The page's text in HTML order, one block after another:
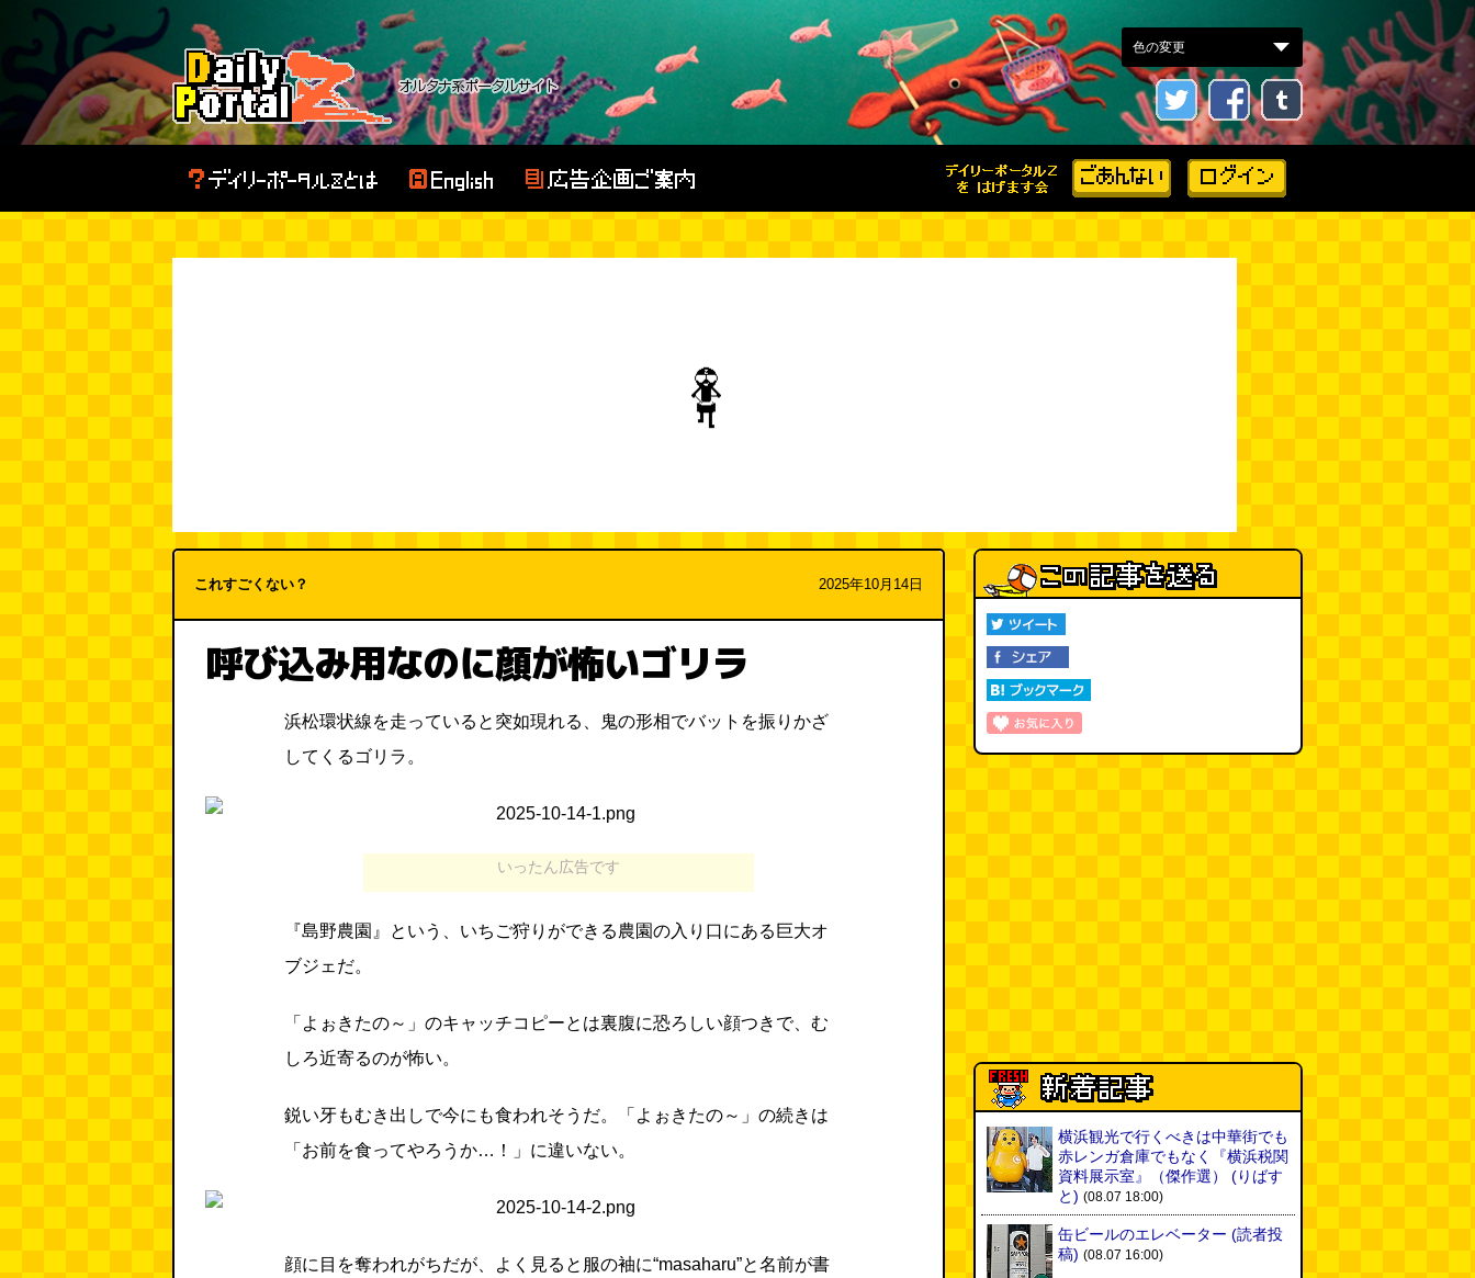
これすごくない？ 2025年10月14日
呼び込み用なのに顔が怖いゴリラ
浜松環状線を走っていると突如現れる、鬼の形相でバットを振りかざ
してくるゴリラ。
いったん広告です
『島野農園』という、いちご狩りができる農園の入り口にある巨大オ
ブジェだ。
「よぉきたの～」のキャッチコピーとは裏腹に恐ろしい顔つきで、む
しろ近寄るのが怖い。
鋭い牙もむき出しで今にも食われそうだ。「よぉきたの～」の続きは
「お前を食ってやろうか…！」に違いない。
顔に目を奪われがちだが、よく見ると服の袖に“masaharu”と名前が書
横浜観光で行くべきは中華街でも
赤レンガ倉庫でもなく『横浜税関
資料展示室』（傑作選）
(りばす
と) (08.07 18:00)
缶ビールのエレベーター (読者投
稿) (08.07 16:00)